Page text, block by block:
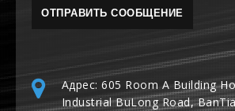
Адрес: 605 Room A Building
Industrial BuLong Road,